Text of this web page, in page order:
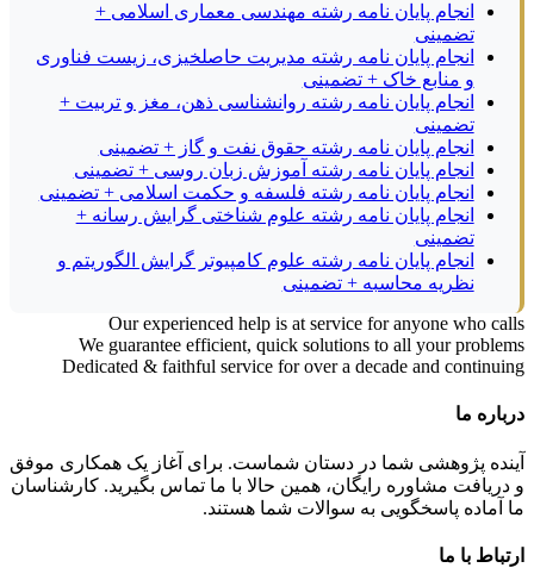
انجام پایان نامه رشته مهندسی معماری اسلامی +
تضمینی
انجام پایان نامه رشته مدیریت حاصلخیزی، زیست فناوری
و منابع خاک + تضمینی
انجام پایان نامه رشته روانشناسی ذهن، مغز و تربیت +
تضمینی
انجام پایان نامه رشته حقوق نفت و گاز + تضمینی
انجام پایان نامه رشته آموزش زبان روسی + تضمینی
انجام پایان نامه رشته فلسفه و حکمت اسلامی + تضمینی
انجام پایان نامه رشته علوم شناختی گرایش رسانه +
تضمینی
انجام پایان نامه رشته علوم کامپیوتر گرایش الگوریتم و
نظریه محاسبه + تضمینی
Our experienced help is at service for anyone who calls
We guarantee efficient, quick solutions to all your problems
Dedicated & faithful service for over a decade and continuing
درباره ما
آینده پژوهشی شما در دستان شماست. برای آغاز یک همکاری موفق
و دریافت مشاوره رایگان، همین حالا با ما تماس بگیرید. کارشناسان
ما آماده پاسخگویی به سوالات شما هستند.
ارتباط با ما